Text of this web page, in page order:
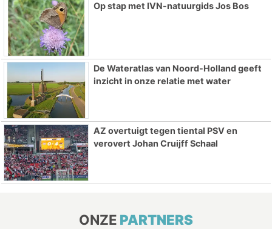
Op stap met IVN-natuurgids Jos Bos
De Wateratlas van Noord-Holland geeft
inzicht in onze relatie met water
AZ overtuigt tegen tiental PSV en
verovert Johan Cruijff Schaal
ONZE PARTNERS